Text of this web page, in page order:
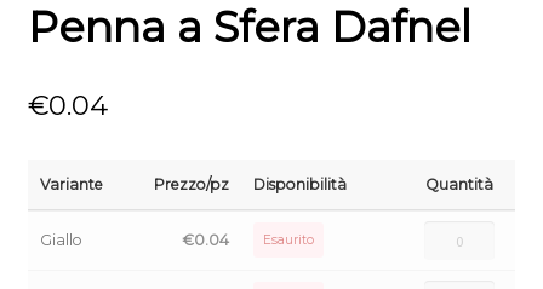
Penna a Sfera Dafnel
€0.04
Variante Prezzo/pz Disponibilità Quantità
Giallo €0.04 Esaurito